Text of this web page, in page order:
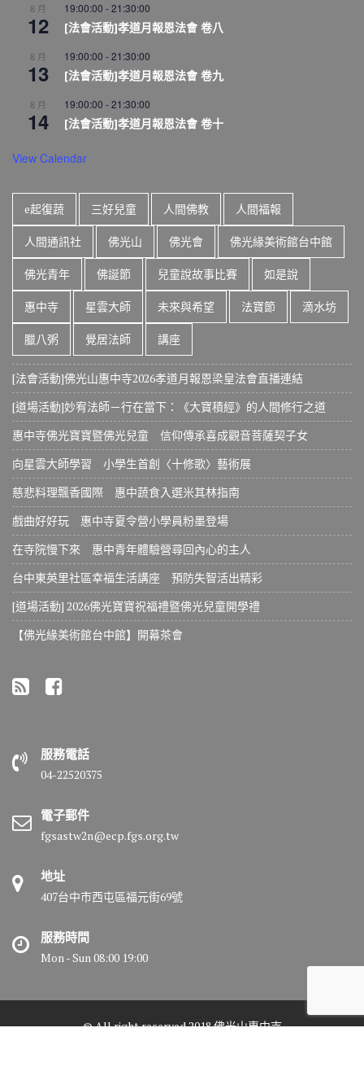
8 月
12
19:00:00 -21:30:00
[法會活動]孝道月報恩法會 卷八
8 月
13
19:00:00 -21:30:00
[法會活動]孝道月報恩法會 卷九
8 月
14
19:00:00 -21:30:00
[法會活動]孝道月報恩法會 卷十
View Calendar
e起復蔬 三好兒童 人間佛教 人間福報
人間通訊社 佛光山 佛光會 佛光緣美術館台中館
佛光青年 佛誕節 兒童說故事比賽 如是說
惠中寺 星雲大師 未來與希望 法寶節 滴水坊
臘八粥 覺居法師 講座
[法會活動]佛光山惠中寺2026孝道月報恩梁皇法會直播連結
[道場活動]妙宥法師－行在當下：《大寶積經》的人間修行之道
惠中寺佛光寶寶暨佛光兒童 信仰傳承喜成觀音菩薩契子女
向星雲大師學習 小學生首創〈十修歌〉藝術展
慈悲料理飄香國際 惠中蔬食入選米其林指南
戲曲好好玩 惠中寺夏令營小學員粉墨登場
在寺院慢下來 惠中青年體驗營尋回內心的主人
台中東英里社區幸福生活講座 預防失智活出精彩
[道場活動] 2026佛光寶寶祝福禮暨佛光兒童開學禮
【佛光緣美術館台中館】開幕茶會
服務電話
04-22520375
電子郵件
fgsastw2n@ecp.fgs.org.tw
地址
407台中市西屯區福元街69號
服務時間
Mon - Sun 08:00 19:00
© All right reserved 2018 佛光山惠中寺